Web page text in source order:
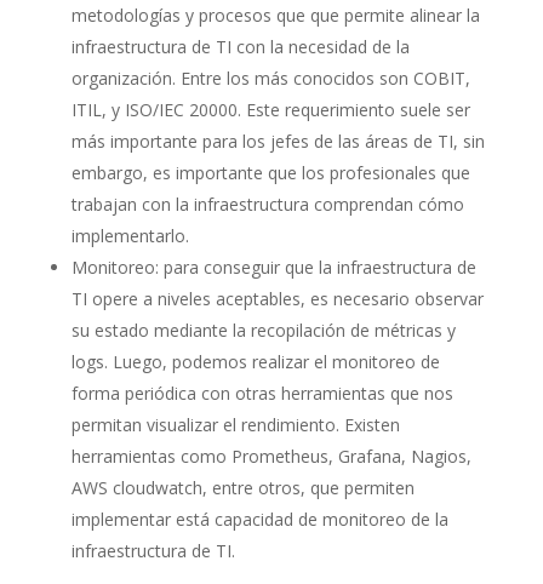
metodologías y procesos que que permite alinear la
infraestructura de TI con la necesidad de la
organización. Entre los más conocidos son COBIT,
ITIL, y ISO/IEC 20000. Este requerimiento suele ser
más importante para los jefes de las áreas de TI, sin
embargo, es importante que los profesionales que
trabajan con la infraestructura comprendan cómo
implementarlo.
Monitoreo: para conseguir que la infraestructura de
TI opere a niveles aceptables, es necesario observar
su estado mediante la recopilación de métricas y
logs. Luego, podemos realizar el monitoreo de
forma periódica con otras herramientas que nos
permitan visualizar el rendimiento. Existen
herramientas como Prometheus, Grafana, Nagios,
AWS cloudwatch, entre otros, que permiten
implementar está capacidad de monitoreo de la
infraestructura de TI.